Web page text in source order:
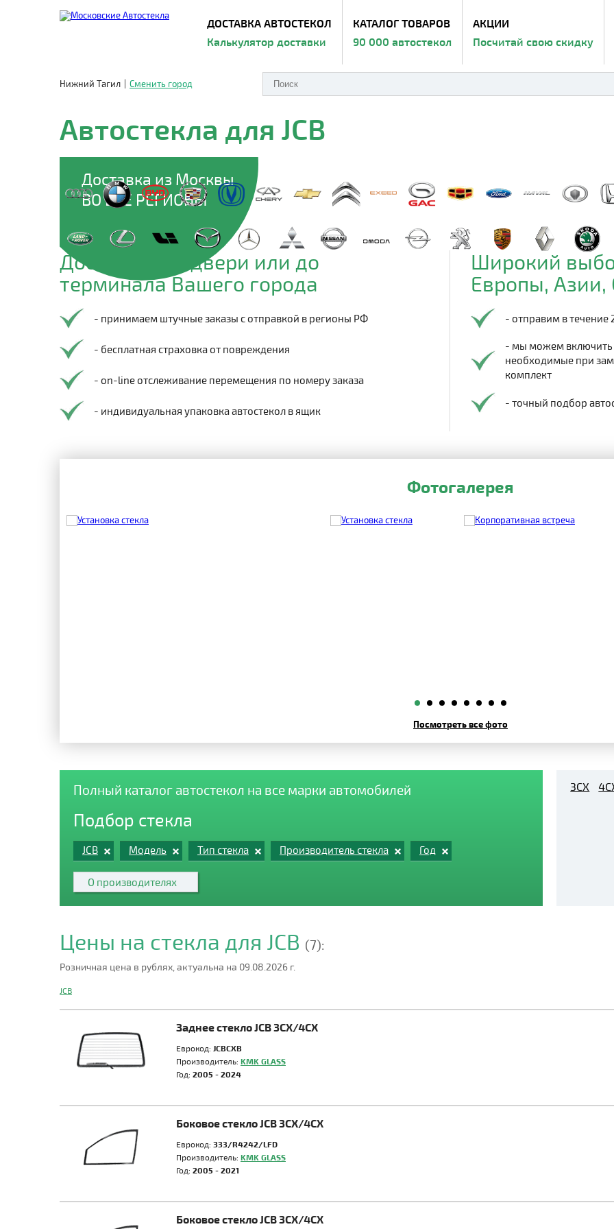
ДОСТАВКА АВТОСТЕКОЛ
Калькулятор доставки
КАТАЛОГ ТОВАРОВ
90 000 автостекол
АКЦИИ
Посчитай свою скидку
Нижний Тагил Сменить город
Автостекла для JCB
Доставка из Москвы
ВО ВСЕ РЕГИОНЫ
Доставим до двери или до
терминала Вашего города
- принимаем штучные заказы с отправкой в регионы РФ
- бесплатная страховка от повреждения
- on-line отслеживание перемещения по номеру заказа
- индивидуальная упаковка автостекол в ящик
Широкий
Европы,
- отправим в течение
- мы можем включить
необходимые при
комплект
- точный подбор
Фотогалерея
Посмотреть все фото
Полный каталог автостекол на все марки автомобилей
Подбор стекла
JCB Модель Тип стекла Производитель стекла Год
О производителях
3CX
Цены на стекла для JCB (7):
Розничная цена в рублях, актуальна на 09.08.2026 г.
JCB
Заднее стекло JCB 3CX/4CX
Еврокод: JCBCXB
Производитель: KMK GLASS
Год: 2005 - 2024
Боковое стекло JCB 3CX/4CX
Еврокод: 333/R4242/LFD
Производитель: KMK GLASS
Год: 2005 - 2021
Боковое стекло JCB 3CX/4CX